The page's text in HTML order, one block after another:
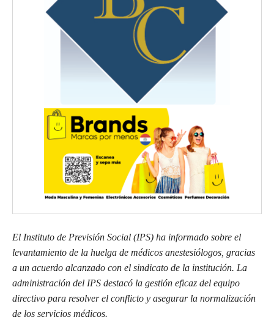
El Instituto de Previsión Social (IPS) ha informado sobre el
levantamiento de la huelga de médicos anestesiólogos, gracias
a un acuerdo alcanzado con el sindicato de la institución. La
administración del IPS destacó la gestión eficaz del equipo
directivo para resolver el conflicto y asegurar la normalización
de los servicios médicos.